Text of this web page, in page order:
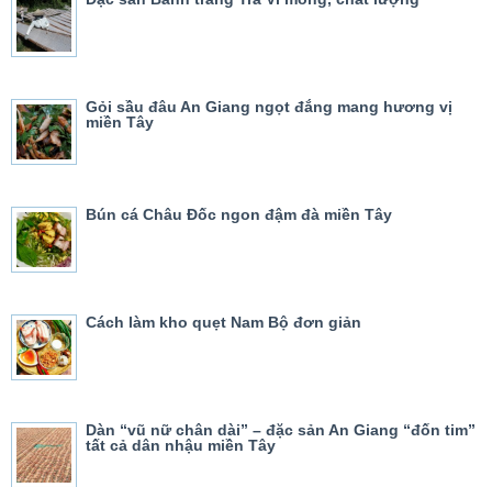
Gỏi sầu đâu An Giang ngọt đắng mang hương vị
miền Tây
Bún cá Châu Đốc ngon đậm đà miền Tây
Cách làm kho quẹt Nam Bộ đơn giản
Dàn “vũ nữ chân dài” – đặc sản An Giang “đốn tim”
tất cả dân nhậu miền Tây